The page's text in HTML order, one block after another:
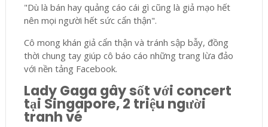
"Dù là bán hay quảng cáo cái gì cũng là giả mạo hết
nên mọi người hết sức cẩn thận".
Cô mong khán giả cẩn thận và tránh sập bẫy, đồng
thời chung tay giúp cô báo cáo những trang lừa đảo
với nền tảng Facebook.
Lady Gaga gây sốt với concert
tại Singapore, 2 triệu người
tranh vé